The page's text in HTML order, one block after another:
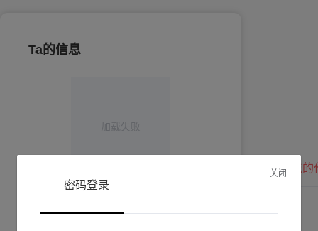
Ta的信息
加载失败
我
关闭
密码登录